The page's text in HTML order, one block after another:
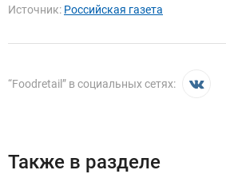
Источник: Российская газета
“Foodretail” в социальных сетях:
Также в разделе